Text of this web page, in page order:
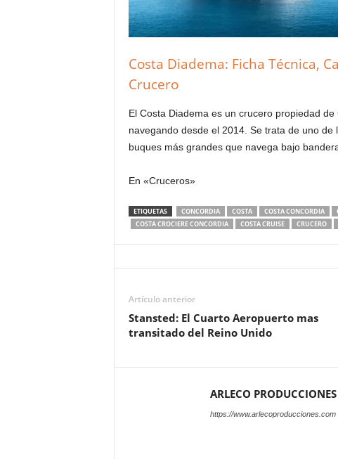
Costa Diadema: Ficha Técnica,
Crucero
El Costa Diadema es un crucero propiedad
navegando desde el 2014. Se trata de uno
buques más grandes que navega bajo
En «Cruceros»
ETIQUETAS CONCORDIA COSTA COSTA CONCORDIA
COSTA CROCIERE CONCORDIA
COSTA CRUISE CRUCERO
Artículo anterior
Stansted: El Cuarto Aeropuerto mas
transitado del Reino Unido
ARLECO PRODUCCIONES
https://www.arlecoproducciones.com